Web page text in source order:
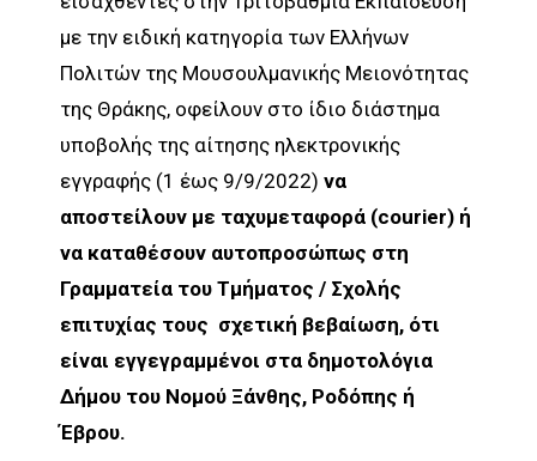
με την ειδική κατηγορία των Ελλήνων
Πολιτών της Μουσουλμανικής Μειονότητας
της Θράκης, οφείλουν στο ίδιο διάστημα
υποβολής της αίτησης ηλεκτρονικής
εγγραφής (1 έως 9/9/2022) να
αποστείλουν με ταχυμεταφορά (courier) ή
να καταθέσουν αυτοπροσώπως στη
Γραμματεία του Τμήματος / Σχολής
επιτυχίας τους σχετική βεβαίωση, ότι
είναι εγγεγραμμένοι στα δημοτολόγια
Δήμου του Νομού Ξάνθης, Ροδόπης ή
Έβρου.